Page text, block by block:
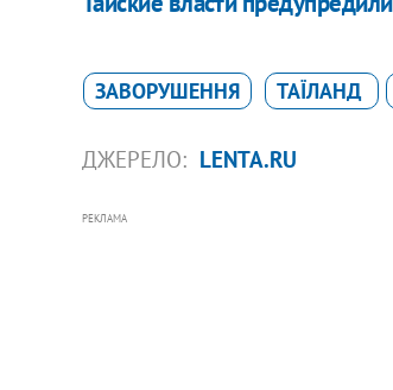
ЗАВОРУШЕННЯ ТАЇЛАНД
ДЖЕРЕЛО: LENTA.RU
РЕКЛАМА